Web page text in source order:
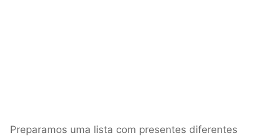
Preparamos uma lista com presentes diferentes